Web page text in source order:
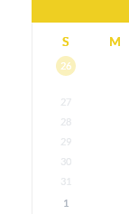
S M
26
27
28
29
30
31
1